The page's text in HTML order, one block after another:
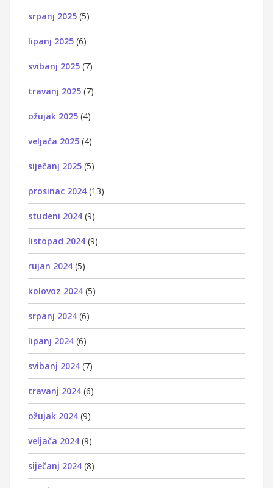
srpanj 2025 (5)
lipanj 2025 (6)
svibanj 2025 (7)
travanj 2025 (7)
ožujak 2025 (4)
veljača 2025 (4)
siječanj 2025 (5)
prosinac 2024 (13)
studeni 2024 (9)
listopad 2024 (9)
rujan 2024 (5)
kolovoz 2024 (5)
srpanj 2024 (6)
lipanj 2024 (6)
svibanj 2024 (7)
travanj 2024 (6)
ožujak 2024 (9)
veljača 2024 (9)
siječanj 2024 (8)